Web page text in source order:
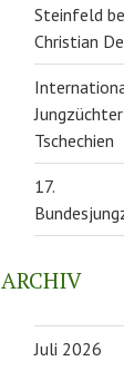
Steinfeld
Christian
Tschechien
17.
ARCHIV
Juli 2026